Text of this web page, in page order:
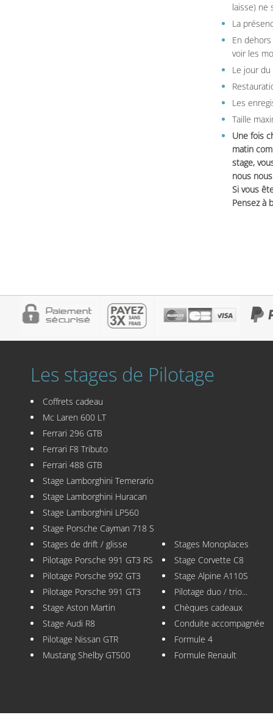
laisse) ne
La
En
voir les
Le jour
Les
Taille
Une fois
matin
stage,
nous
Si vous
Pensez à
Les stages de Pilotage
Coffrets cadeau
Mc Laren 600 LT
Ferrari 296 GTB
Ferrari F8 Tributo
Ferrari 488 GTB
Stage Lamborghini Temerario
Stage Lamborghini Huracan
Stage Lamborghini LP560
Stage Porsche Cayman 718 S
Stages de drift / glisse
Pilotage Porsche 991 GT3 RS
Pilotage Porsche 992 GT3
Pilotage Porsche 991 GT3
Stage Aston Martin
Stage Audi R8
Pilotage Nissan GTR
Mustang Shelby GT500
Stages Monoplaces
Stage Corvette C8
Stage Alpine A110S
Pilotage duo / trio...
Chèques cadeaux
Conduite accompagnée
Formule 4
Formule Renault